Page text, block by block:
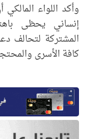
وأكد اللواء
إنساني يحظى
المشتركة لتحالف
كافة الأسرى